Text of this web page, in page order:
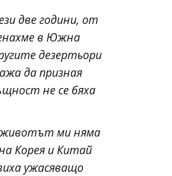
две години, от
в Южна
дезертьори
да призная
не се бяха
животът ми няма
Корея и Китай
ужасяващо